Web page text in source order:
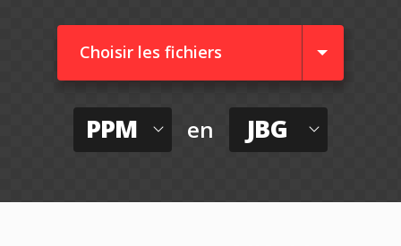
Choisir les fichiers
PPM en JBG